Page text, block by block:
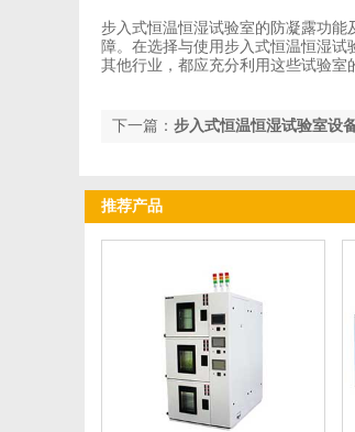
步入式恒温恒湿试验室的防凝露功
障。在选择与使用步入式恒温恒湿
其他行业，都应充分利用这些试验室
下一篇： 步入式恒温恒湿试验室设
推荐产品